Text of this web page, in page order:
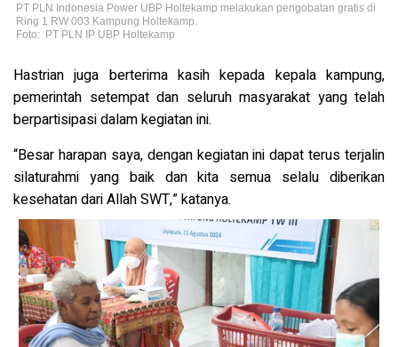
PT PLN Indonesia Power UBP Holtekamp melakukan pengobatan gratis di
Ring 1 RW 003 Kampung Holtekamp.
Foto: PT PLN IP UBP Holtekamp
Hastrian juga berterima kasih kepada kepala kampung,
pemerintah setempat dan seluruh masyarakat yang telah
berpartisipasi dalam kegiatan ini.
“Besar harapan saya, dengan kegiatan ini dapat terus terjalin
silaturahmi yang baik dan kita semua selalu diberikan
kesehatan dari Allah SWT,” katanya.